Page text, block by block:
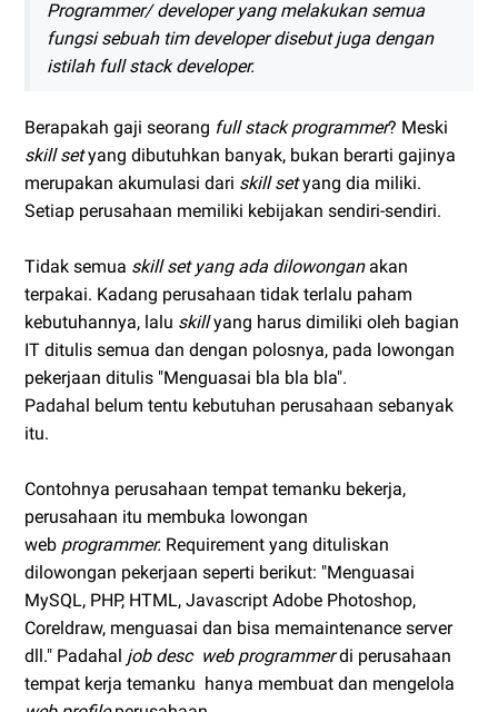
Programmer/ developeryang melakukan semua
fungsi sebuah tim developerdisebut juga dengan
istilahfull stack developer.
Berapakah gaji seorang full stack programmer? Meski
skill setyang dibutuhkan banyak, bukan berarti gajinya
merupakan akumulasi dari skill setyang dia miliki.
Setiap perusahaan memiliki kebijakan sendiri-sendiri.
Tidak semua skill set yang ada dilowonganakan
terpakai. Kadang perusahaan tidak terlalu paham
kebutuhannya, lalu skillyang harus dimiliki oleh bagian
IT ditulis semua dan dengan polosnya, pada lowongan
pekerjaan ditulis "Menguasai bla bla bla".
Padahal belum tentu kebutuhan perusahaan sebanyak
itu.
Contohnya perusahaan tempat temanku bekerja,
perusahaan itu membuka lowongan
web programmer. Requirement yang dituliskan
dilowongan pekerjaan seperti berikut: "Menguasai
MySQL, PHP, HTML, Javascript Adobe Photoshop,
Coreldraw, menguasai dan bisa memaintenance server
dll." Padahal job desc web programmerdi perusahaan
tempat kerja temanku hanya membuat dan mengelola